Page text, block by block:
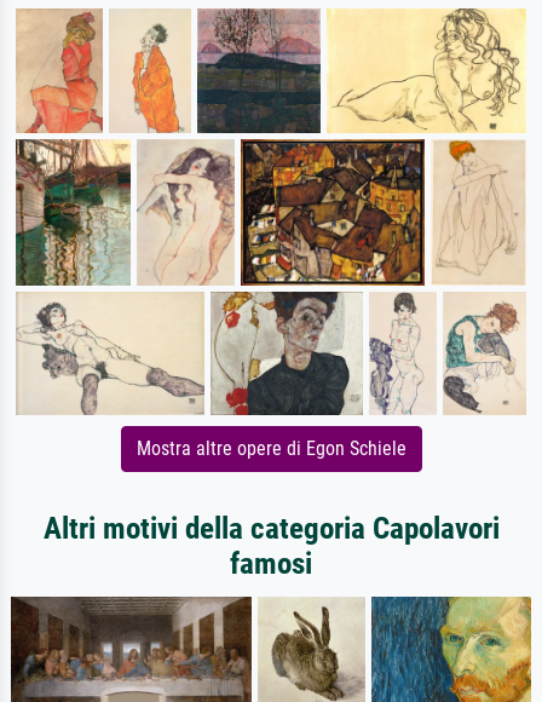
Mostra altre opere di Egon Schiele
Altri motivi della categoria Capolavori
famosi